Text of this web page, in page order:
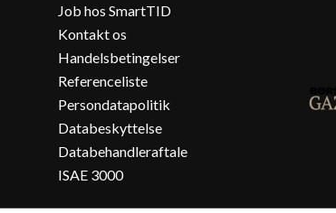
Job hos SmartTID
Kontakt os
Handelsbetingelser
Referenceliste
Persondatapolitik
Databeskyttelse
Databehandleraftale
ISAE 3000